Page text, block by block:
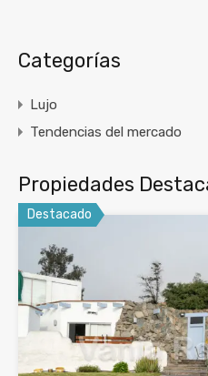
Categorías
Lujo
Tendencias del mercado
Propiedades
Destacado